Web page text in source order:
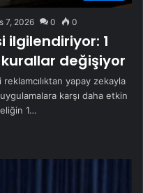
7, 2026 0 0
ilgilendiriyor: 1
değişiyor
yapay zekayla
karşı daha etkin
1…